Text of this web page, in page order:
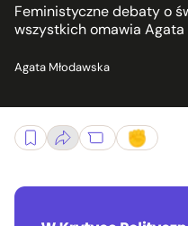
Feministyczne debaty o
wszystkich omawia Agata
Agata Młodawska